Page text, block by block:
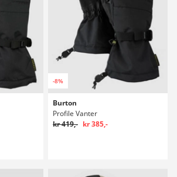
-8%
Burton
Profile Vanter
kr 419,- kr 385,-